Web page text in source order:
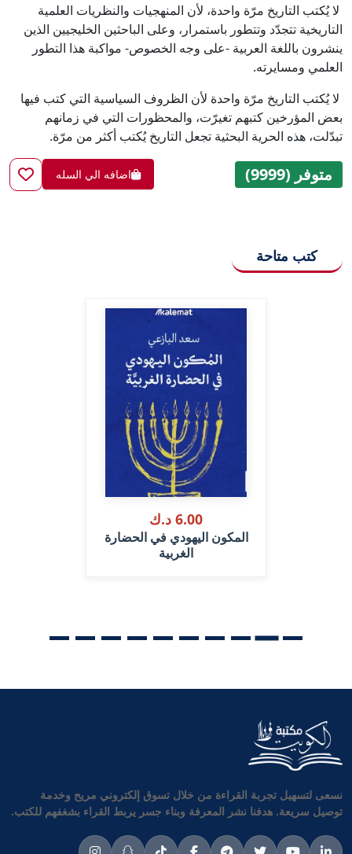
لا يُكتب التاريخ مرّة واحدة، لأن المنهجيات والنظريات العلمية
التاريخية تتجدّد وتتطور باستمرار، وعلى الباحثين الخليجيين الذين
ينشرون باللغة العربية -على وجه الخصوص- مواكبة هذا التطور
العلمي ومسايرته.
لا يُكتب التاريخ مرّة واحدة لأن الظروف السياسية التي كتب فيها
بعض المؤرخين كتبهم تغيرّت، والمحظورات التي في زمانهم
تبدّلت، هذه الحرية البحثية تجعل التاريخ يُكتب أكثر من مرّة.
متوفر (9999) اضافه الي السله
كتب متاحة
6.00 د.ك
المكون اليهودي في الحضارة
الغربية
نسعى لتسهيل تجربة القراءة من خلال تسوق إلكتروني مريح وخدمة
توصيل سريعة. هدفنا نشر المعرفة وبناء جسر يربط القراء بشغفهم للكتب.